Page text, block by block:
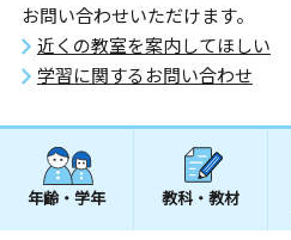
お問い合わせいただけます。
近くの教室を案内してほしい
学習に関するお問い合わせ
年齢・学年 教科・教材